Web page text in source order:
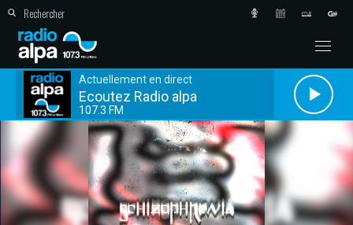
Actuellement en direct
Ecoutez Radio alpa
107.3 FM